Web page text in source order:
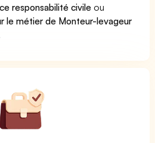
responsabilité civile ou
le métier de Monteur-levageur